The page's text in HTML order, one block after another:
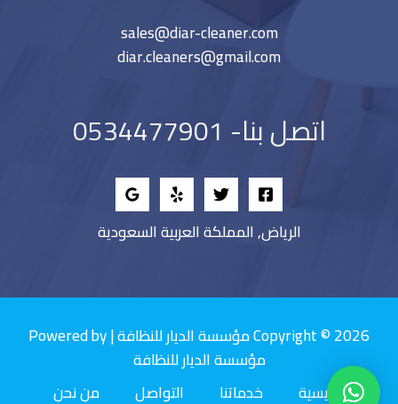
sales@diar-cleaner.com
diar.cleaners@gmail.com
اتصل بنا- 0534477901
الرياض, المملكة العربية السعودية
Copyright © 2026 مؤسسة الديار للنظافة | Powered by
مؤسسة الديار للنظافة
الرئيسية
خدماتنا التواصل من نحن